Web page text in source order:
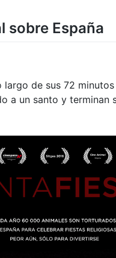
sobre España
largo de sus 72
a un santo y